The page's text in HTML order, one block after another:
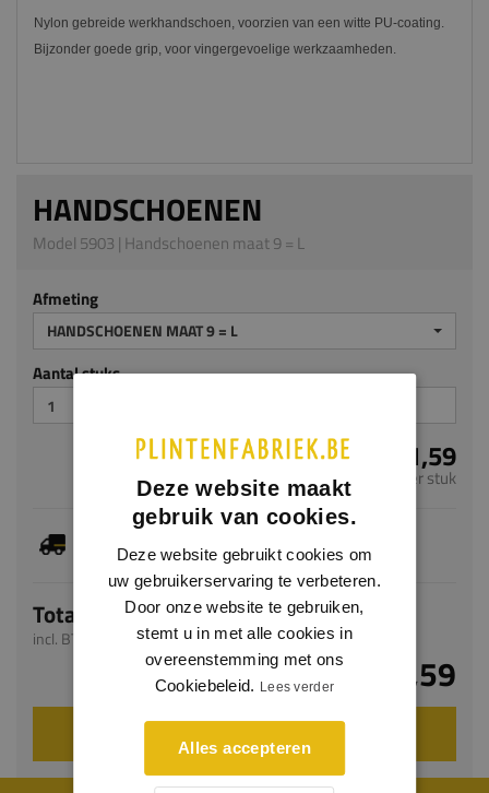
Nylon gebreide werkhandschoen, voorzien van een witte PU-coating.
Bijzonder goede grip, voor vingergevoelige werkzaamheden.
HANDSCHOENEN
Model 5903 | Handschoenen maat 9 = L
Afmeting
HANDSCHOENEN MAAT 9 = L
Aantal stuks
€ 1,59
per stuk
Dit artikel is voorradig, de verwachte levertijd
bedraagt 1-3 werkdagen
Totaal
incl. BTW
€ 1,59
VOEG TOE AAN WINKELWAGEN
Deze website maakt
gebruik van cookies.
Deze website gebruikt cookies om
uw gebruikerservaring te verbeteren.
Door onze website te gebruiken,
stemt u in met alle cookies in
overeenstemming met ons
Cookiebeleid. Lees verder
Alles accepteren